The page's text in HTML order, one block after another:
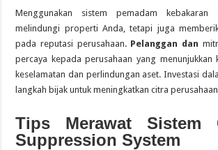
Menggunakan sistem pemadam
melindungi properti Anda, tetapi juga
pada reputasi perusahaan. Pelanggan dan
percaya kepada perusahaan yang menunjukkan
keselamatan dan perlindungan aset. Investasi
langkah bijak untuk meningkatkan citra
Tips Merawat Sistem
Suppression System